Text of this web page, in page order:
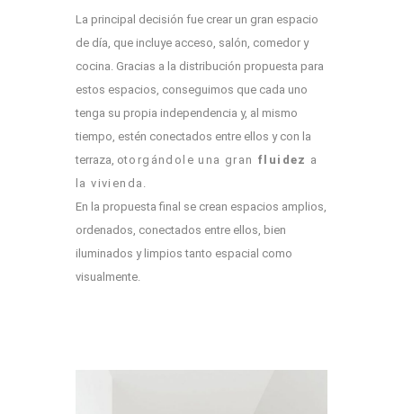
La principal decisión fue crear un gran espacio
de día, que incluye acceso, salón, comedor y
cocina. Gracias a la distribución propuesta para
estos espacios, conseguimos que cada uno
tenga su propia independencia y, al mismo
tiempo, estén conectados entre ellos y con la
terraza, otorgándole una gran fluidez a
la vivienda.
En la propuesta final se crean espacios amplios,
ordenados, conectados entre ellos, bien
iluminados y limpios tanto espacial como
visualmente.